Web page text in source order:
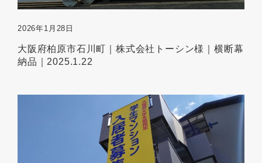
2026年1月28日
大阪府柏原市石川町｜株式会社トーシン様｜横断幕
納品｜2025.1.22